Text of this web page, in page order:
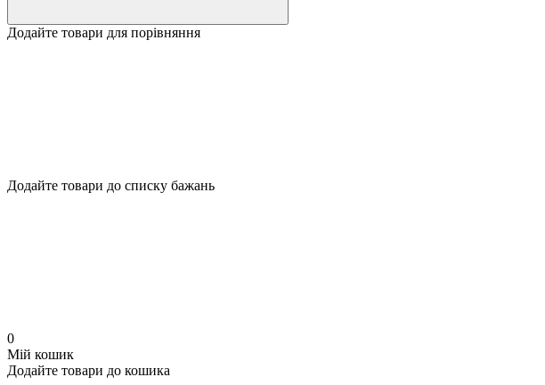
Додайте товари для порівняння
Додайте товари до списку бажань
0
Мій кошик
Додайте товари до кошика